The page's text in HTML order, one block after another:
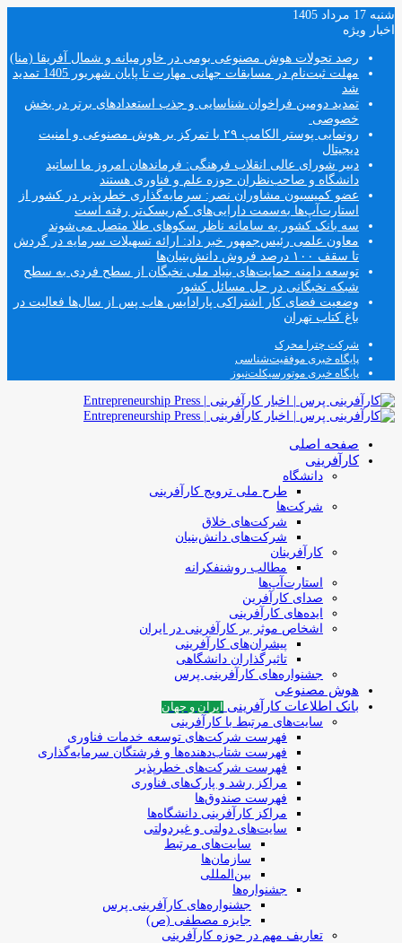
شنبه 17 مرداد 1405
اخبار ویژه
رصد تحولات هوش مصنوعی بومی در خاورمیانه و شمال آفریقا (منا)
مهلت ثبت‌نام در مسابقات جهانی مهارت تا پایان شهریور 1405 تمدید
شد
تمدید دومین فراخوان شناسایی و جذب استعدادهای برتر در بخش
خصوصی
رونمایی پوستر الکامپ ۲۹ با تمرکز بر هوش مصنوعی و امنیت
دیجیتال
دبیر شورای عالی انقلاب فرهنگی: فرماندهان امروز ما اساتید
دانشگاه و صاحب‌نظران حوزه علم و فناوری هستند
عضو کمیسیون مشاوران نصر: سرمایه‌گذاری خطرپذیر در کشور از
استارت‌آپ‌ها به‌سمت دارایی‌های کم‌ریسک‌تر رفته است
سه بانک کشور به سامانه ناظر سکوهای طلا متصل می‌شوند
معاون علمی رئیس‌جمهور خبر داد: ارائه تسهیلات سرمایه در گردش
تا سقف ۱۰۰ درصد فروش دانش‌بنیان‌ها
توسعه دامنه حمایت‌های بنیاد ملی نخبگان از سطح فردی به سطح
شبکه نخبگانی در حل مسائل کشور
وضعیت فضای کار اشتراکی پارادایس هاب پس از سال‌ها فعالیت در
باغ کتاب تهران
شرکت چترا محرک
پایگاه خبری موفقیت‌شناسی
پایگاه خبری موتورسیکلت‌نیوز
صفحه اصلی
کارآفرینی
دانشگاه
طرح ملی ترویج کارآفرینی
شرکت‌ها
شرکت‌های خلاق
شرکت‌های دانش‌بنیان
کارآفرینان
مطالب روشنفکرانه
استارت‌آپ‌ها
صدای کارآفرین
ایده‌های کارآفرینی
اشخاص موثر بر کارآفرینی در ایران
پیشران‌های کارآفرینی
تاثیرگذاران دانشگاهی
جشنواره‌های کارآفرینی‌ پرس
هوش مصنوعی
بانک اطلاعات کارآفرینی
ایران و جهان
سایت‌های مرتبط با کارآفرینی
فهرست شرکت‌های‌‌ توسعه‌ خدمات فناوری
فهرست شتاب‌دهنده‌ها‌ و فرشتگان‌ سرمایه‌گذاری
فهرست شرکت‌های خطرپذیر
مراکز رشد و پارک‌های فناوری
فهرست صندوق‌ها
مراکز کارآفرینی دانشگاه‌ها
سایت‌های دولتی و غیردولتی
سایت‌های مرتبط
سازمان‌ها
بین‌المللی
جشنواره‌ها
جشنواره‌های کارآفرینی‌ پرس
جایزه مصطفی (ص)
تعاریف مهم در حوزه کارآفرینی